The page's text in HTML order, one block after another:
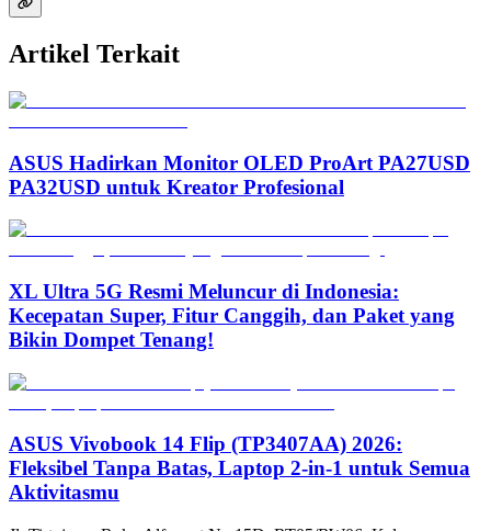
Artikel Terkait
ASUS Hadirkan Monitor OLED ProArt PA27USD
PA32USD untuk Kreator Profesional
XL Ultra 5G Resmi Meluncur di Indonesia:
Kecepatan Super, Fitur Canggih, dan Paket yang
Bikin Dompet Tenang!
ASUS Vivobook 14 Flip (TP3407AA) 2026:
Fleksibel Tanpa Batas, Laptop 2-in-1 untuk Semua
Aktivitasmu